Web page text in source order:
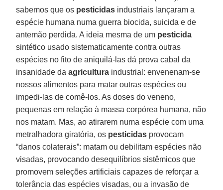
sabemos que os pesticidas industriais lançaram a
espécie humana numa guerra biocida, suicida e de
antemão perdida. A ideia mesma de um pesticida
sintético usado sistematicamente contra outras
espécies no fito de aniquilá-las dá prova cabal da
insanidade daagricultura industrial: envenenam-se
nossos alimentos para matar outras espécies ou
impedi-las de comê-los. As doses do veneno,
pequenas em relação à massa corpórea humana, não
nos matam. Mas, ao atirarem numa espécie com uma
metralhadora giratória, os pesticidas provocam
“danos colaterais”: matam ou debilitam espécies não
visadas, provocando desequilíbrios sistêmicos que
promovem seleções artificiais capazes de reforçar a
tolerância das espécies visadas, ou a invasão de